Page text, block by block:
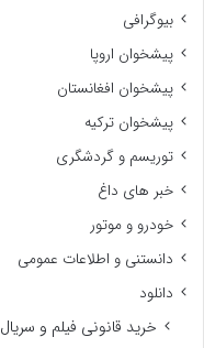
بیوگرافی
پیشخوان اروپا
پیشخوان افغانستان
پیشخوان ترکیه
توریسم و گردشگری
خبر های داغ
خودرو و موتور
دانستنی و اطلاعات عمومی
دانلود
خرید قانونی فیلم و سریال